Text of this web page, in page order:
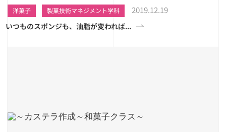
洋菓子 製菓技術マネジメント学科 2019.12.19
いつものスポンジも、油脂が変われば...